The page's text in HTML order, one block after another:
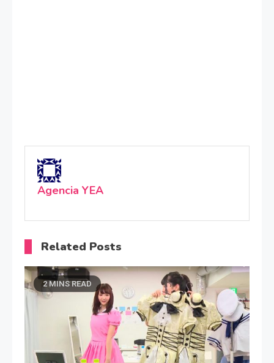
Agencia YEA
Related Posts
2 MINS READ